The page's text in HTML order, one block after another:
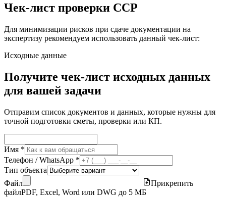
Чек-лист проверки ССР
Для минимизации рисков при сдаче документации на
экспертизу рекомендуем использовать данный чек-лист:
Исходные данные
Получите чек-лист исходных данных
для вашей задачи
Отправим список документов и данных, которые нужны для
точной подготовки сметы, проверки или КП.
Имя *
Телефон / WhatsApp *
Тип объекта
Файл
Прикрепить
файлPDF, Excel, Word или DWG до 5 МБ